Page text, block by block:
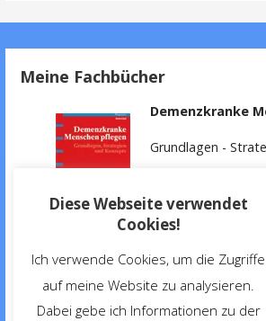
Meine Fachbücher
Demenzkranke
Grundlagen -
weitere
Diese Webseite verwendet
Cookies!
Ich verwende Cookies, um die Zugriffe
auf meine Website zu analysieren.
Dabei gebe ich Informationen zu der